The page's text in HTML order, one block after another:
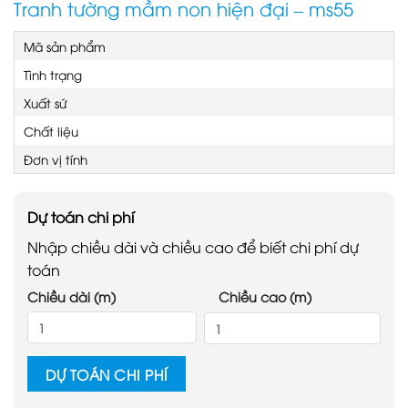
Tranh tường mầm non hiện đại – ms55
Mã sản phẩm
Tình trạng
Xuất sứ
Chất liệu
Đơn vị tính
Dự toán chi phí
Nhập chiều dài và chiều cao để biết chi phí dự
toán
Chiều dài (m) Chiều cao (m)
DỰ TOÁN CHI PHÍ